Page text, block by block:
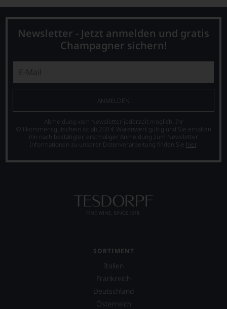
Newsletter - Jetzt anmelden und gratis
Champagner sichern!
ANMELDEN
Abmeldung vom Newsletter jederzeit möglich. Ihr
Willkommensgutschein ist ab 200 € Warenwert gültig und Sie erhalten
ihn nach bestätigter, erstmaliger Anmeldung zum Newsletter.
Informationen zu unserer Datenverarbeitung finden Sie hier.
SORTIMENT
Italien
Frankreich
Deutschland
Österreich